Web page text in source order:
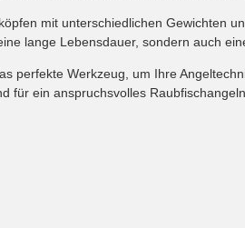
mit unterschiedlichen Gewichten
lange Lebensdauer, sondern auch
perfekte Werkzeug, um Ihre
für ein anspruchsvolles Raubfischangeln.